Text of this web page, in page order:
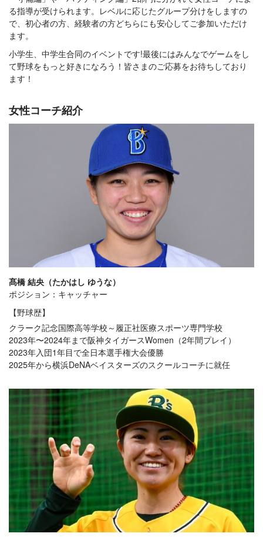
る指導が受けられます。レベルに応じたグループ分けをしますの
で、初心者の方、経験者の方どちらにも安心してご参加いただけ
ます。
小学生、中学生合同のイベントです!最後にはみんなでゲームをし
て野球をもっと好きになろう！皆さまのご応募をお待ちしており
ます！
女性コーチ紹介
髙橋 結央（たかはし ゆうな）
ポジション：キャッチャー
【野球歴】
クラーク記念国際高等学校～履正社医療スポーツ専門学校
2023年〜2024年まで阪神タイガースWomen（2年間プレイ）
2023年入団1年目で全日本選手権大会優勝
2025年から横浜DeNAベイスターズのスクールコーチに就任